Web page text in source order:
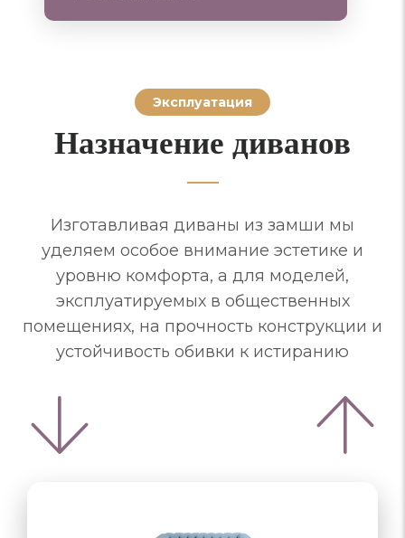
Эксплуатация
Назначение диванов
Изготавливая диваны из замши мы
уделяем особое внимание эстетике и
уровню комфорта, а для моделей,
эксплуатируемых в общественных
помещениях, на прочность конструкции и
устойчивость обивки к истиранию